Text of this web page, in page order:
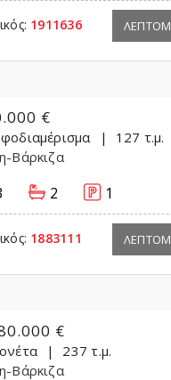
1911636
€
127 τ.μ.
Βάρκιζα
2 1
1883111
€
237 τ.μ.
Βάρκιζα